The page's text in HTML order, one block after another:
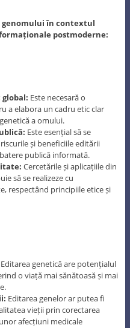
în contextul
postmoderne:
Este necesară o
a elabora un cadru etic clar
a omului.
Este esențial să se
și beneficiile editării
publică informată.
Cercetările și aplicațiile din
să se realizeze cu
respectând principiile etice și
Editarea genetică are potențialul
o viață mai sănătoasă și mai
Editarea genelor ar putea fi
vieții prin corectarea
afecțiuni medicale